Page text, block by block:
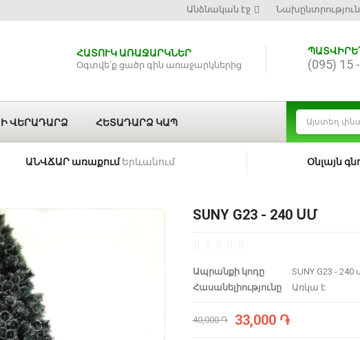
Անձնական էջ
ՀԱՏՈՒԿ ԱՌԱՋԱՐԿՆԵՐ
Օգտվե՛ք ցածր գին առաջարկներից (095) 15
ՎԵՐԱԴԱՐՁ ՀԵՏԱԴԱՐՁ ԿԱՊ
ԱՆՎՃԱՐ առաքումԵրևանում Օնլայն
SUNY G23 - 240 ՍՄ
Ապրանքի կոդը
SUNY G23 - 240
Հասանելիությունը
Առկա է
40,000 ֏ 33,000 ֏